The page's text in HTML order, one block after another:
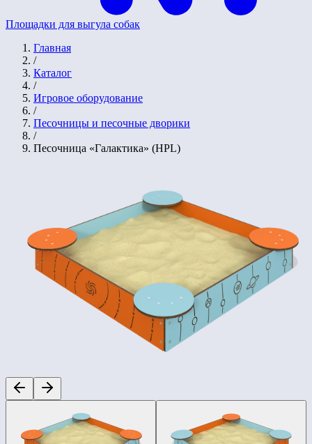
Площадки для выгула собак
Главная
/
Каталог
/
Игровое оборудование
/
Песочницы и песочные дворики
/
Песочница «Галактика» (HPL)